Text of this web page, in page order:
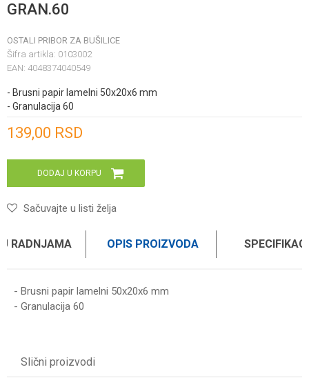
GRAN.60
OSTALI PRIBOR ZA BUŠILICE
Šifra artikla: 0103002
EAN: 4048374040549
- Brusni papir lamelni 50x20x6 mm
- Granulacija 60
139,00 RSD
DODAJ U KORPU
Sačuvajte u listi želja
RADNJAMA OPIS PROIZVODA
- Brusni papir lamelni 50x20x6 mm
- Granulacija 60
Slični proizvodi